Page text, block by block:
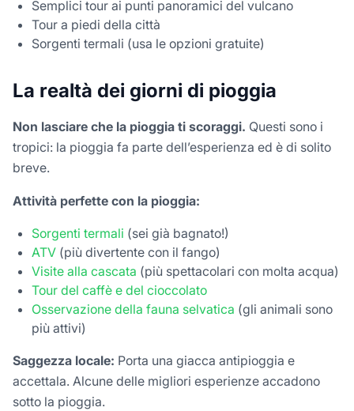
Semplici tour ai punti panoramici del vulcano
Tour a piedi della città
Sorgenti termali (usa le opzioni gratuite)
La realtà dei giorni di pioggia
Non lasciare che la pioggia ti scoraggi. Questi sono i
tropici: la pioggia fa parte dell’esperienza ed è di solito
breve.
Attività perfette con la pioggia:
Sorgenti termali (sei già bagnato!)
ATV (più divertente con il fango)
Visite alla cascata (più spettacolari con molta acqua)
Tour del caffè e del cioccolato
Osservazione della fauna selvatica (gli animali sono
più attivi)
Saggezza locale: Porta una giacca antipioggia e
accettala. Alcune delle migliori esperienze accadono
sotto la pioggia.